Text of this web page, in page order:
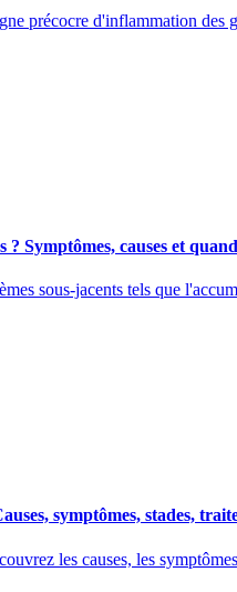
précocre d'inflammation
? Symptômes, causes et
sous-jacents tels que
symptômes, stades,
les causes, les